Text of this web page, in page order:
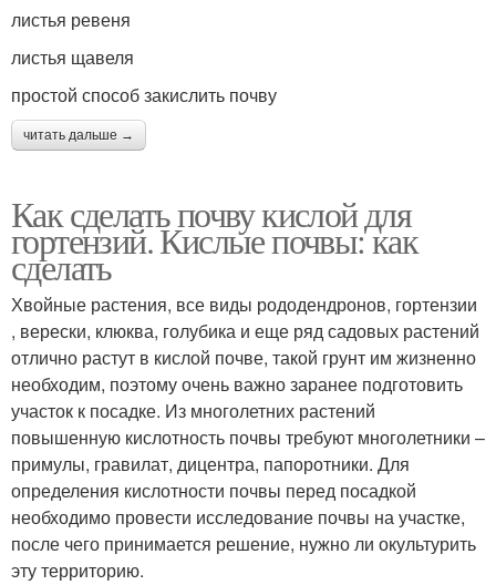
листья ревеня
листья щавеля
простой способ закислить почву
читать дальше →
Как сделать почву кислой для
гортензий. Кислые почвы: как
сделать
Хвойные растения, все виды рододендронов, гортензии
, верески, клюква, голубика и еще ряд садовых растений
отлично растут в кислой почве, такой грунт им жизненно
необходим, поэтому очень важно заранее подготовить
участок к посадке. Из многолетних растений
повышенную кислотность почвы требуют многолетники –
примулы, гравилат, дицентра, папоротники. Для
определения кислотности почвы перед посадкой
необходимо провести исследование почвы на участке,
после чего принимается решение, нужно ли окультурить
эту территорию.